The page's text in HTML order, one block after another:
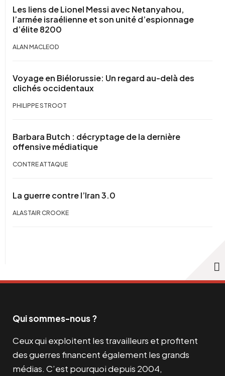
Les liens de Lionel Messi avec Netanyahou,
l’armée israélienne et son unité d’espionnage
d’élite 8200
ALAN MACLEOD
Voyage en Biélorussie: Un regard au-delà des
clichés occidentaux
PHILIPPE STROOT
Barbara Butch : décryptage de la dernière
offensive médiatique
CONTRE ATTAQUE
La guerre contre l’Iran 3.0
ALASTAIR CROOKE
Qui sommes-nous ?
Ceux qui exploitent les travailleurs et profitent
des guerres financent également les grands
médias. C’est pourquoi depuis 2004,